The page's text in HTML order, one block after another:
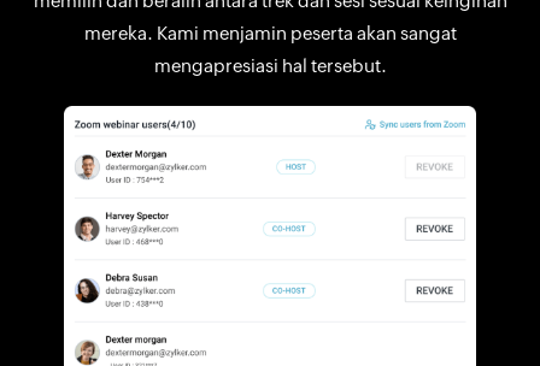
mereka. Kami menjamin peserta akan sangat
mengapresiasi hal tersebut.